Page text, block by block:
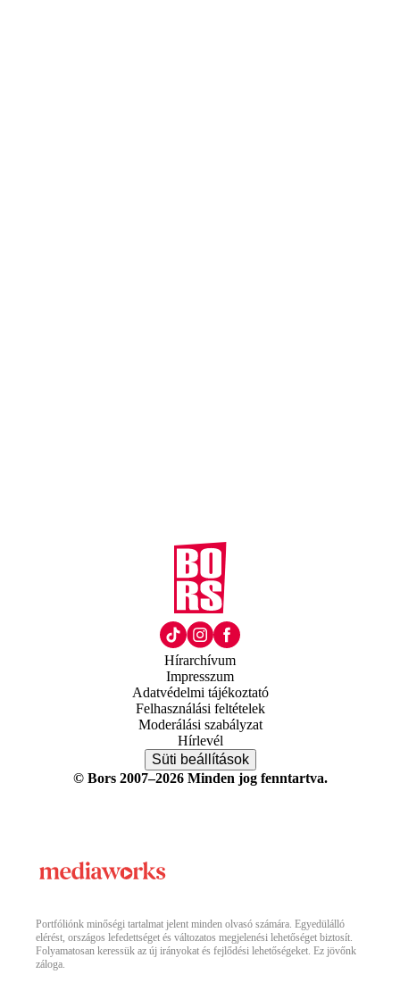
Hírarchívum
Impresszum
Adatvédelmi tájékoztató
Felhasználási feltételek
Moderálási szabályzat
Hírlevél
Süti beállítások
© Bors 2007–2026 Minden jog fenntartva.
Portfóliónk minőségi tartalmat jelent minden olvasó számára. Egyedülálló
elérést, országos lefedettséget és változatos megjelenési lehetőséget biztosít.
Folyamatosan keressük az új irányokat és fejlődési lehetőségeket. Ez jövőnk
záloga.